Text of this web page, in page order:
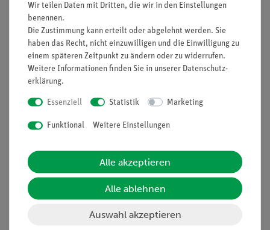
Nach oben
Informationen
Unternehmen
Projekte und Lösungen
Stellenangebote
Kontakt
Hinweisgeberschutz
Datenschutz
Service
Übersicht Service
Beratung & Showroom
Inbetriebnahme & Schulungen
Wir teilen Daten mit Dritten, die wir in den Einstellungen
benennen.
Die Zustimmung kann erteilt oder abgelehnt werden. Sie
haben das Recht, nicht einzuwilligen und die Einwilligung zu
einem späteren Zeitpunkt zu ändern oder zu widerrufen.
Weitere Informationen finden Sie in unserer Daten­schutz­
erklärung.
Essenziell Statistik Marketing
Funktional Weitere Einstellungen
Alle akzeptieren
Alle ablehnen
Auswahl akzeptieren